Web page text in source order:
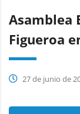
Asamblea
Figueroa
27 de junio de